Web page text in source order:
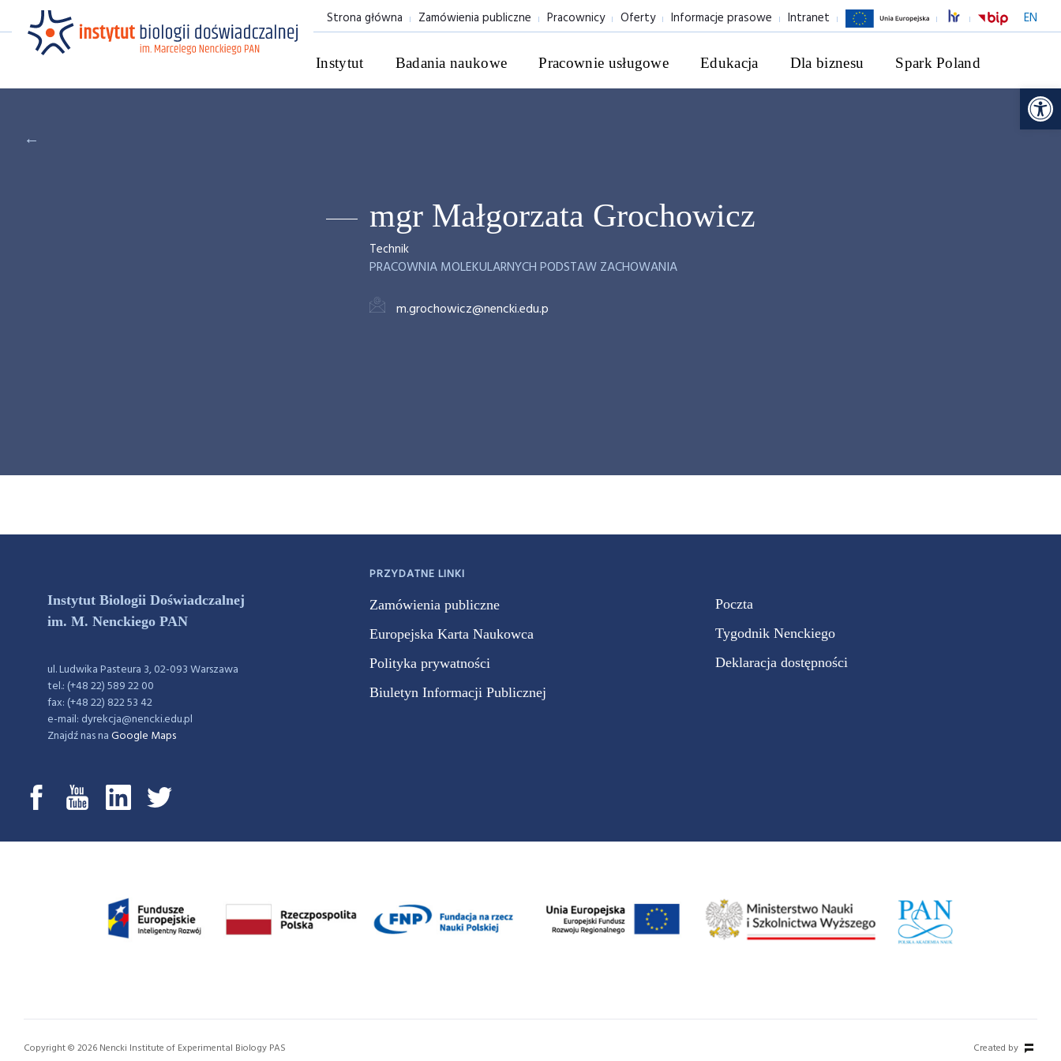
EN
Strona główna Zamówienia publiczne Pracownicy Oferty Informacje prasowe Intranet
Instytut Badania naukowe Pracownie usługowe Edukacja Dla biznesu Spark Poland
←
mgr Małgorzata Grochowicz
Technik
PRACOWNIA MOLEKULARNYCH PODSTAW ZACHOWANIA
m.grochowicz@nencki.edu.p
Instytut Biologii Doświadczalnej
im. M. Nenckiego PAN
ul. Ludwika Pasteura 3, 02-093 Warszawa
tel.: (+48 22) 589 22 00
fax: (+48 22) 822 53 42
e-mail: dyrekcja@nencki.edu.pl
Znajdź nas naGoogle Maps
PRZYDATNE LINKI
Zamówienia publiczne
Europejska Karta Naukowca
Polityka prywatności
Biuletyn Informacji Publicznej
Poczta
Tygodnik Nenckiego
Deklaracja dostępności
Copyright © 2026 Nencki Institute of Experimental Biology PAS Created by